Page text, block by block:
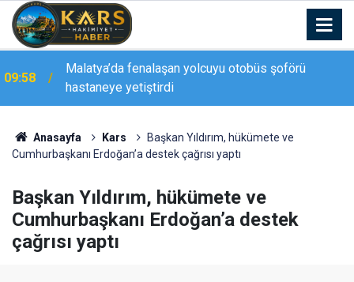
09:58
Malatya’da fenalaşan yolcuyu otobüs şoförü
hastaneye yetiştirdi
09:43
Van’da iki aile arasında kavga: 5 yaralı
Anasayfa Kars
Başkan Yıldırım, hükümete ve
Cumhurbaşkanı Erdoğan’a destek çağrısı yaptı
Başkan Yıldırım, hükümete ve
Cumhurbaşkanı Erdoğan’a destek
çağrısı yaptı